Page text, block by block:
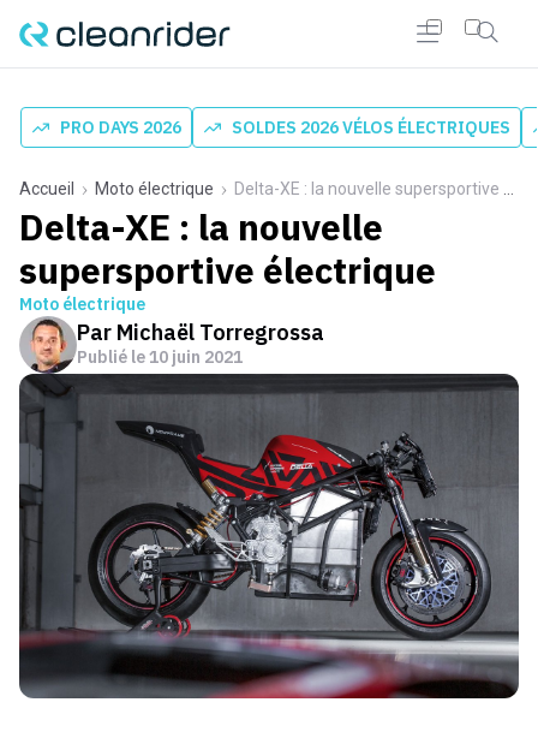
PRO DAYS 2026 SOLDES 2026 VÉLOS ÉLECTRIQUES
Accueil Moto électrique Delta-XE : la nouvelle supersportive électrique
Delta-XE : la nouvelle
supersportive électrique
Moto électrique
Par Michaël Torregrossa
Publié le10 juin 2021